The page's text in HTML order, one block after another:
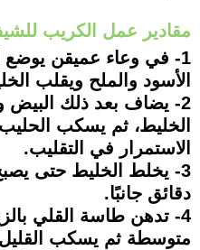
مقادير عمل الكريب
1- في وعاء عميقن يوضع
الأسود والملح ويقلب
2- يضاف بعد ذلك البيض
الخليط، ثم يسكب
الاستمرار في التقليب.
دقائق جانبًا.
4- تدهن طاسة القلي
متوسطة ثم يسكب